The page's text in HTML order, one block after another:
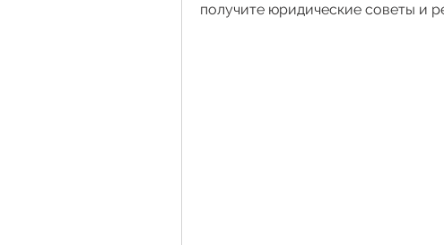
получите юридические советы и